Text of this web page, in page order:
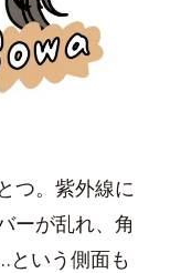
つ。紫外線に
ーが乱れ、角
という側面も